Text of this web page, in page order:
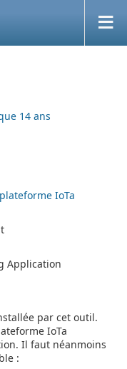
14 ans
plateforme IoTa
Application
par cet outil.
IoTa
Il faut néanmoins
: